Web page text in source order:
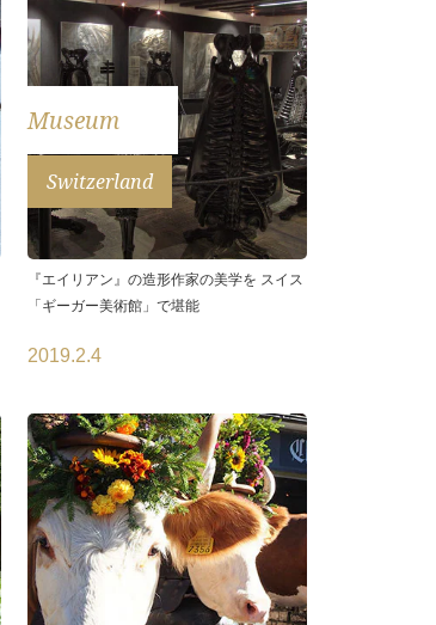
Museum
Switzerland
『エイリアン』の造形作家の美学を スイス
「ギーガー美術館」で堪能
2019.2.4